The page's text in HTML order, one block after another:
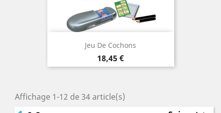
Jeu De Cochons
Prix
18,45 €
Affichage 1-12 de 34 article(s)